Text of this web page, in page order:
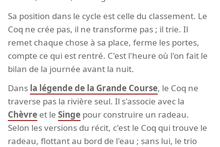
Sa position dans le cycle est celle du classement. Le
Coq ne crée pas, il ne transforme pas ; il trie. Il
remet chaque chose à sa place, ferme les portes,
compte ce qui est rentré. C'est l'heure où l'on fait le
bilan de la journée avant la nuit.
Dans la légende de la Grande Course, le Coq ne
traverse pas la rivière seul. Il s'associe avec la
Chèvre et le Singe pour construire un radeau.
Selon les versions du récit, c'est le Coq qui trouve le
radeau, flottant au bord de l'eau ; sans lui, le trio